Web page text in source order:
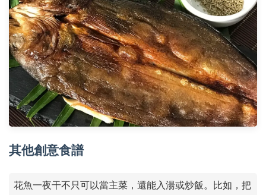
其他創意食譜
花魚一夜干不只可以當主菜，還能入湯或炒飯。比如，把